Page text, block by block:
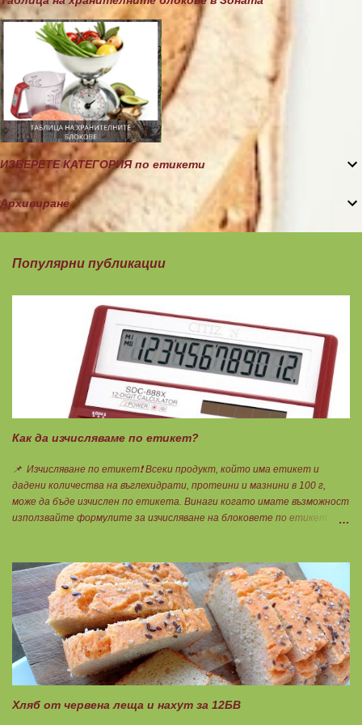
р
ИЗБЕРЕТЕ КАТЕГОРИЯ по етикети
Архивиране
Популярни публикации
Как да изчисляваме по етикет?
📌 Изчисляване по етикет❗ Всеки продукт, който има етикет и
дадени количества на въглехидрати, протеини и мазнини в 100 г,
може да бъде изчислен по етикета. Винаги когато имате възможност
използвайте формулите за изчисляване на блоковете по етикет:
въглехидрати в 100 г = количеството въглехидрати за 1 блок.
Мазнини: 150 : количеството мазнини в 100 г продукт = мазнините за
1 блок.
Хляб от червена леща и нахут за 12БВ